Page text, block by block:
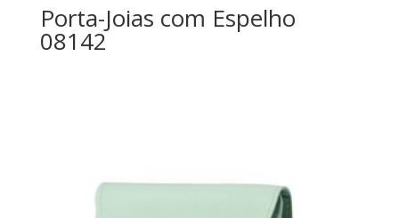
Porta-Joias com Espelho
08142